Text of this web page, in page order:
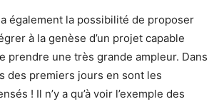
également la possibilité de proposer
à la genèse d’un projet capable
prendre une très grande ampleur. Dans
des premiers jours en sont les
! Il n’y a qu’à voir l’exemple des